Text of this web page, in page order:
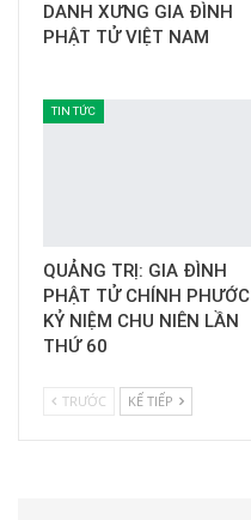
DANH XƯNG GIA ĐÌNH
PHẬT TỬ VIỆT NAM
TIN TỨC
QUẢNG TRỊ: GIA ĐÌNH
PHẬT TỬ CHÍNH PHƯỚC
KỶ NIỆM CHU NIÊN LẦN
THỨ 60
TRƯỚC KẾ TIẾP